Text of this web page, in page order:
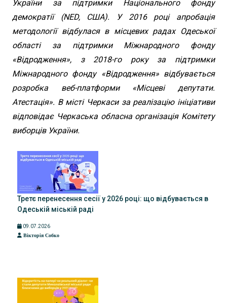
України за підтримки Національного фонду
демократії (NED, США). У 2016 році апробація
методології відбулася в місцевих радах Одеської
області за підтримки Міжнародного фонду
«Відродження», з 2018-го року за підтримки
Міжнародного фонду «Відродження» відбувається
розробка веб-платформи «Місцеві депутати.
Атестація». В місті Черкаси за реалізацію ініціативи
відповідає Черкаська обласна організація Комітету
виборців України.
Третє перенесення сесії у 2026 році: що відбувається в
Одеській міській раді
09.07.2026
Вікторія Собко